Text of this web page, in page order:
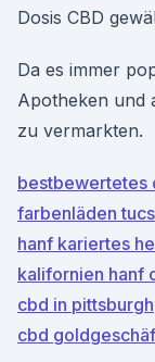
Dosis CBD
Da es immer
Apotheken und
zu vermarkten.
bestbewertetes
farbenläden
hanf kariertes
kalifornien hanf
cbd in pittsburgh
cbd